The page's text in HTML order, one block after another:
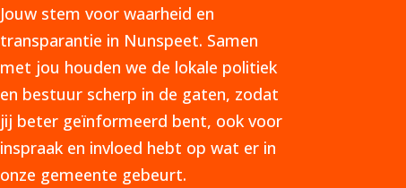
Jouw stem voor waarheid en
transparantie in Nunspeet. Samen
met jou houden we de lokale politiek
en bestuur scherp in de gaten, zodat
jij beter geïnformeerd bent, ook voor
inspraak en invloed hebt op wat er in
onze gemeente gebeurt.